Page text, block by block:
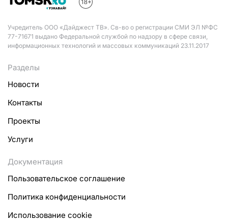
Учредитель ООО «Дайджест ТВ». Св-во о регистрации СМИ ЭЛ №ФС
77-71671 выдано Федеральной службой по надзору в сфере связи,
информационных технологий и массовых коммуникаций 23.11.2017
Разделы
Новости
Контакты
Проекты
Услуги
Документация
Пользовательское соглашение
Политика конфиденциальности
Использование cookie